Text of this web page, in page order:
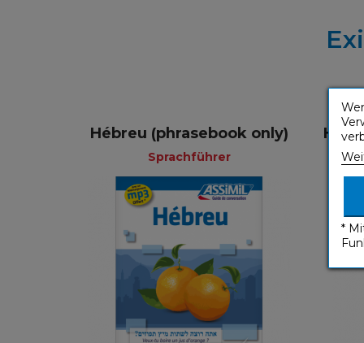
Hébreu (phrasebook only)
Sprachführer
Sprachführer
Französisch
*